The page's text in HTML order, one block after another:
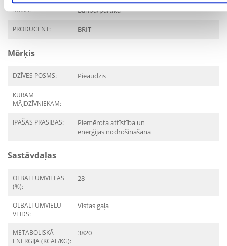
SUGA: Barība/pārtika
PRODUCENT: BRIT
Mērķis
DZĪVES POSMS: Pieaudzis
KURAM
MĀJDZĪVNIEKAM:
ĪPAŠAS PRASĪBAS:
Piemērota attīstība un
enerģijas nodrošināšana
Sastāvdaļas
OLBALTUMVIELAS
(%):
28
OLBALTUMVIELU
VEIDS:
Vistas gaļa
METABOLISKĀ
ENERĢIJA (KCAL/KG):
3820